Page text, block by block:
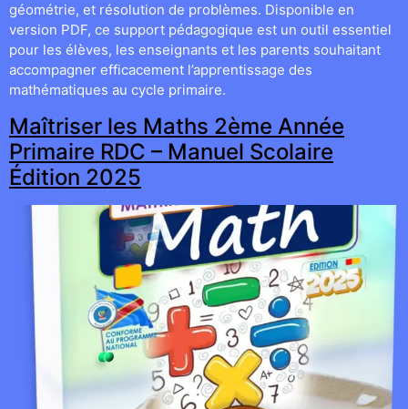
géométrie, et résolution de problèmes. Disponible en
version PDF, ce support pédagogique est un outil essentiel
pour les élèves, les enseignants et les parents souhaitant
accompagner efficacement l’apprentissage des
mathématiques au cycle primaire.
Maîtriser les Maths 2ème Année
Primaire RDC – Manuel Scolaire
Édition 2025